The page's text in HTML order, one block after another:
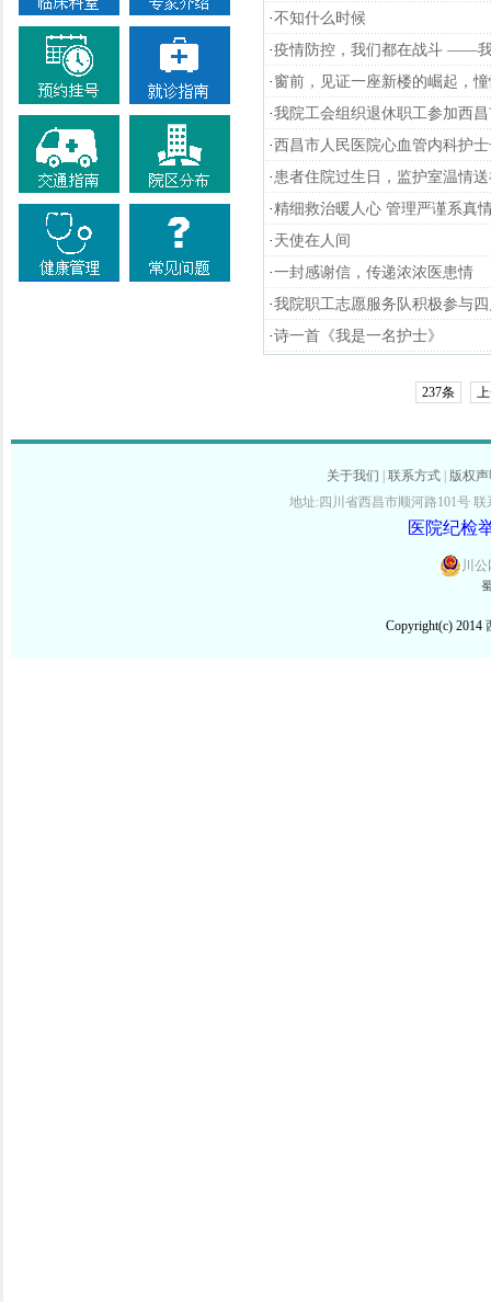
·不知什么时候
·疫情防控，我们都在战斗 ——
· 窗前，见证一座新楼的崛起，
·我院工会组织退休职工参加西
· 西昌市人民医院心血管内科护
· 患者住院过生日，监护室温情
·精细救治暖人心 管理严谨系真
· 天使在人间
·一封感谢信，传递浓浓医患情
·我院职工志愿服务队积极参与
·诗一首《我是一名护士》
237条
关于我们 联系方式
版权
地址:四川省西昌市顺河路101号 联
医院纪检
川公
Copyright(c) 2014